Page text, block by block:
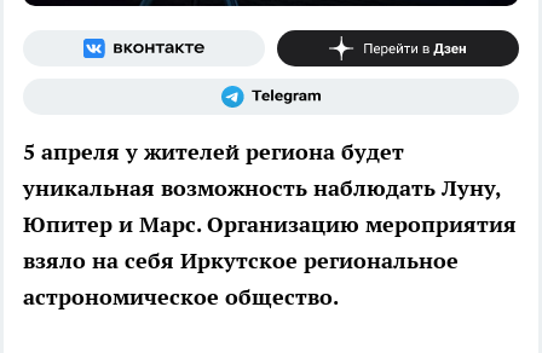
5 апреля у жителей региона будет
уникальная возможность наблюдать Луну,
Юпитер и Марс. Организацию мероприятия
взяло на себя Иркутское региональное
астрономическое общество.